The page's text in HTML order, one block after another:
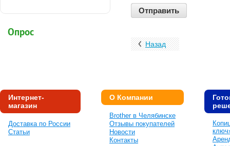
Назад
Опрос
Интернет-
магазин
Доставка по России
Статьи
О Компании
Brother в Челябинске
Отзывы покупателей
Новости
Контакты